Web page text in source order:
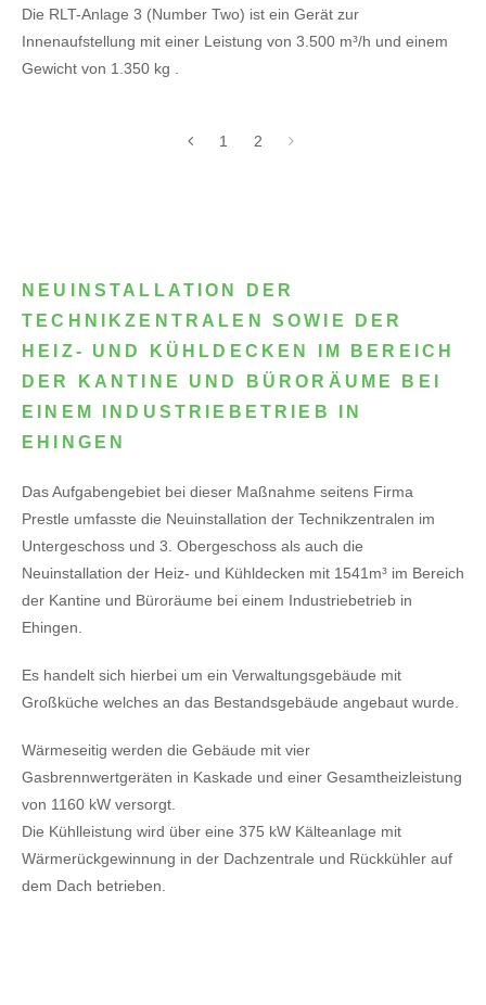
Die RLT-Anlage 3 (Number Two) ist ein Gerät zur
Innenaufstellung mit einer Leistung von 3.500 m³/h und einem
Gewicht von 1.350 kg .
1 2
NEUINSTALLATION DER
TECHNIKZENTRALEN SOWIE DER
HEIZ- UND KÜHLDECKEN IM BEREICH
DER KANTINE UND BÜRORÄUME BEI
EINEM INDUSTRIEBETRIEB IN
EHINGEN
Das Aufgabengebiet bei dieser Maßnahme seitens Firma
Prestle umfasste die Neuinstallation der Technikzentralen im
Untergeschoss und 3. Obergeschoss als auch die
Neuinstallation der Heiz- und Kühldecken mit 1541m³ im Bereich
der Kantine und Büroräume bei einem Industriebetrieb in
Ehingen.
Es handelt sich hierbei um ein Verwaltungsgebäude mit
Großküche welches an das Bestandsgebäude angebaut wurde.
Wärmeseitig werden die Gebäude mit vier
Gasbrennwertgeräten in Kaskade und einer Gesamtheizleistung
von 1160 kW versorgt.
Die Kühlleistung wird über eine 375 kW Kälteanlage mit
Wärmerückgewinnung in der Dachzentrale und Rückkühler auf
dem Dach betrieben.